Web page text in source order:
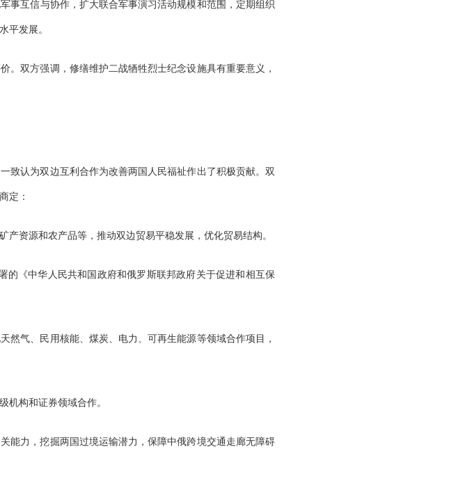
事互信与协作，扩大联合军事演习活动规模和范围，定期组织
平发展。
双方强调，修缮维护二战牺牲烈士纪念设施具有重要意义，
致认为双边互利合作为改善两国人民福祉作出了积极贡献。双
定：
资源和农产品等，推动双边贸易平稳发展，优化贸易结构。
《中华人民共和国政府和俄罗斯联邦政府关于促进和相互保
气、民用核能、煤炭、电力、可再生能源等领域合作项目，
构和证券领域合作。
力，挖掘两国过境运输潜力，保障中俄跨境交通走廊无障碍